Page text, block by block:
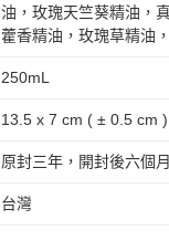
油，玫瑰天竺葵精油，
藿香精油，玫瑰草精油
250mL
13.5 x 7 cm ( ± 0.5 cm )
原封三年，開封後六個
台灣